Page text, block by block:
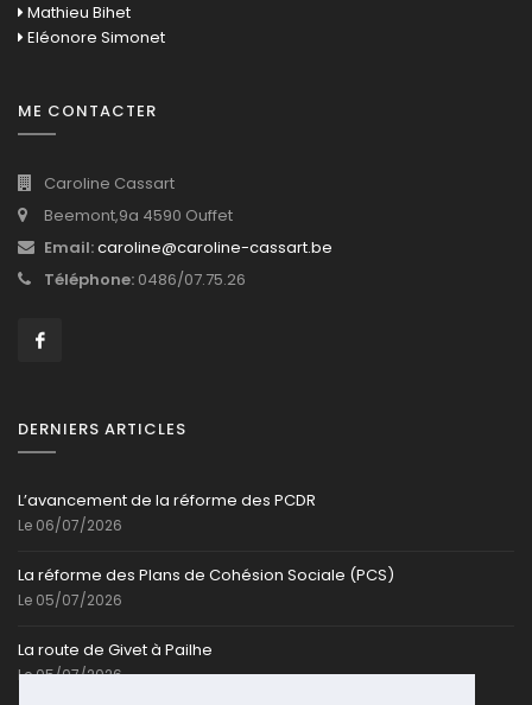
Mathieu Bihet
Eléonore Simonet
ME CONTACTER
Caroline Cassart
Beemont,9a 4590 Ouffet
Email:caroline@caroline-cassart.be
Téléphone: 0486/07.75.26
DERNIERS ARTICLES
L’avancement de la réforme des PCDR
Le 06/07/2026
La réforme des Plans de Cohésion Sociale (PCS)
Le 05/07/2026
La route de Givet à Pailhe
Le 05/07/2026